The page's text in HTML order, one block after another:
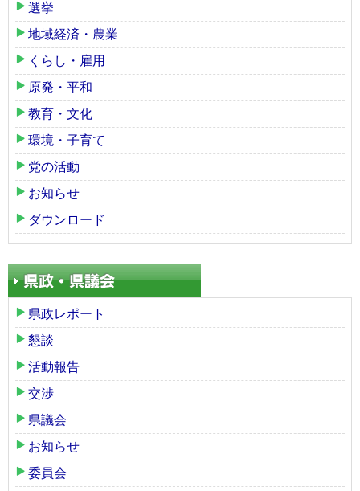
選挙
地域経済・農業
くらし・雇用
原発・平和
教育・文化
環境・子育て
党の活動
お知らせ
ダウンロード
県政レポート
懇談
活動報告
交渉
県議会
お知らせ
委員会